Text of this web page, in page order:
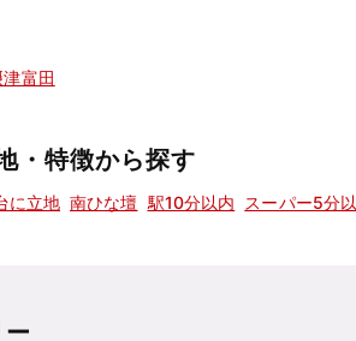
津富田
・特徴から探す
に立地 南ひな壇 駅10分以内 スーパー5分